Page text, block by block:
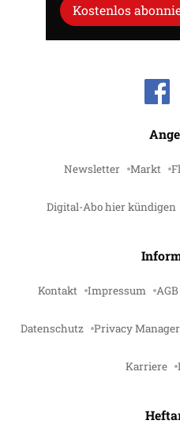
Kostenlos
Newsletter Markt
Digital-Abo hier kündigen
Kontakt Impressum AGB
Datenschutz Privacy Manager
Karriere